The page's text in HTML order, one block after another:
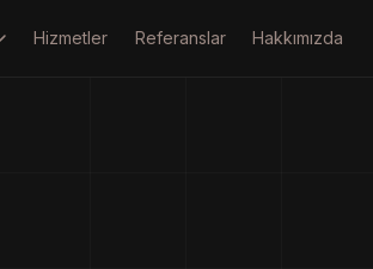
Hizmetler Referanslar Hakkımızda